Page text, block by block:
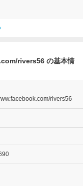
rivers56 の基本情
rivers56